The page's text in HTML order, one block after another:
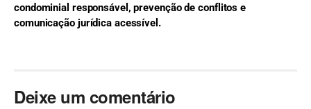
condominial responsável, prevenção de conflitos e
comunicação jurídica acessível.
Deixe um comentário